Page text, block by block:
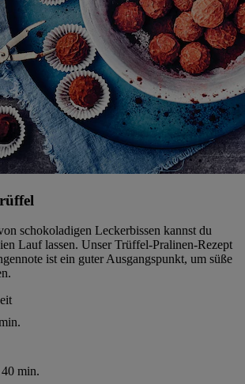
schokoladigen Leckerbissen kannst du
Lauf lassen. Unser Trüffel-Pralinen-Rezept
ist ein guter Ausgangspunkt, um süße
min.